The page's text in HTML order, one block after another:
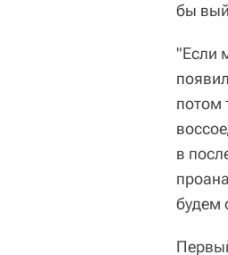
бы
"Если
потом
в
будем